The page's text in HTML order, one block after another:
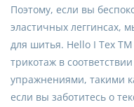
Поэтому, если вы
эластичных леггинсах,
для шитья. Hello I Tex
трикотаж в
упражнениями, такими
если вы заботитесь о